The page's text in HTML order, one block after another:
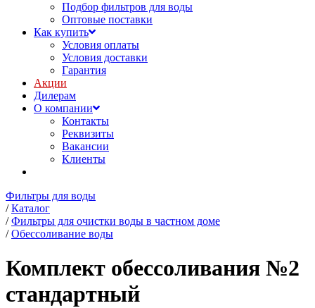
Подбор фильтров для воды
Оптовые поставки
Как купить
Условия оплаты
Условия доставки
Гарантия
Акции
Дилерам
О компании
Контакты
Реквизиты
Вакансии
Клиенты
Фильтры для воды
/ Каталог
/ Фильтры для очистки воды в частном доме
/ Обессоливание воды
Комплект обессоливания №2
стандартный